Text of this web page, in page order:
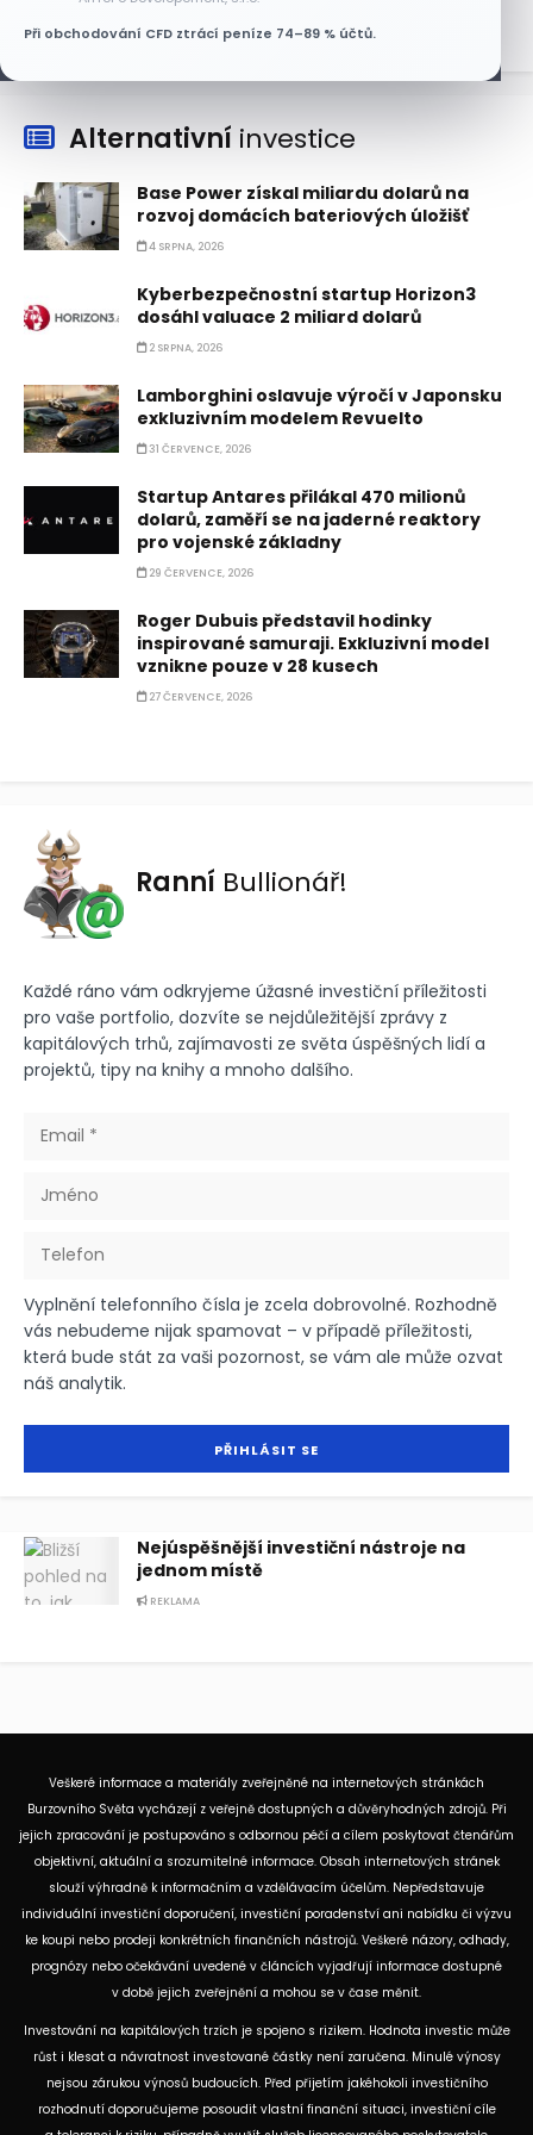
Při obchodování CFD ztrácí peníze 74–89 % účtů.
Alternativní investice
Base Power získal miliardu dolarů na
rozvoj domácích bateriových úložišť
4 SRPNA, 2026
Kyberbezpečnostní startup Horizon3
dosáhl valuace 2 miliard dolarů
2 SRPNA, 2026
Lamborghini oslavuje výročí v Japonsku
exkluzivním modelem Revuelto
31 ČERVENCE, 2026
Startup Antares přilákal 470 milionů
dolarů, zaměří se na jaderné reaktory
pro vojenské základny
29 ČERVENCE, 2026
Roger Dubuis představil hodinky
inspirované samuraji. Exkluzivní model
vznikne pouze v 28 kusech
27 ČERVENCE, 2026
Ranní Bullionář!
Každé ráno vám odkryjeme úžasné investiční příležitosti
pro vaše portfolio, dozvíte se nejdůležitější zprávy z
kapitálových trhů, zajímavosti ze světa úspěšných lidí a
projektů, tipy na knihy a mnoho dalšího.
Vyplnění telefonního čísla je zcela dobrovolné. Rozhodně
vás nebudeme nijak spamovat – v případě příležitosti,
která bude stát za vaši pozornost, se vám ale může ozvat
náš analytik.
Nejúspěšnější investiční nástroje na
jednom místě
REKLAMA
Veškeré informace a materiály zveřejněné na internetových stránkách
Burzovního Světa vycházejí z veřejně dostupných a důvěryhodných zdrojů. Při
jejich zpracování je postupováno s odbornou péčí a cílem poskytovat čtenářům
objektivní, aktuální a srozumitelné informace. Obsah internetových stránek
slouží výhradně k informačním a vzdělávacím účelům. Nepředstavuje
individuální investiční doporučení, investiční poradenství ani nabídku či výzvu
ke koupi nebo prodeji konkrétních finančních nástrojů. Veškeré názory, odhady,
prognózy nebo očekávání uvedené v článcích vyjadřují informace dostupné
v době jejich zveřejnění a mohou se v čase měnit.
Investování na kapitálových trzích je spojeno s rizikem. Hodnota investic může
růst i klesat a návratnost investované částky není zaručena. Minulé výnosy
nejsou zárukou výnosů budoucích. Před přijetím jakéhokoli investičního
rozhodnutí doporučujeme posoudit vlastní finanční situaci, investiční cíle